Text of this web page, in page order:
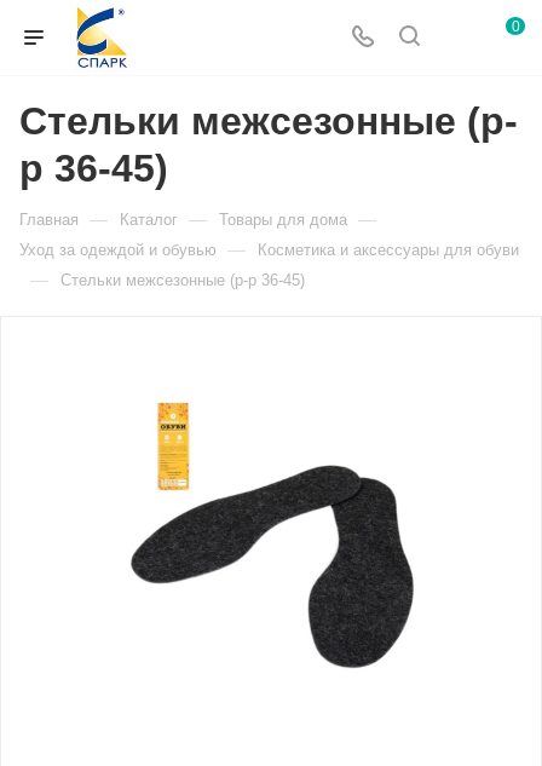
0
Стельки межсезонные (р-
р 36-45)
Главная — Каталог — Товары для дома —
Уход за одеждой и обувью — Косметика и аксессуары для обуви
— Стельки межсезонные (р-р 36-45)